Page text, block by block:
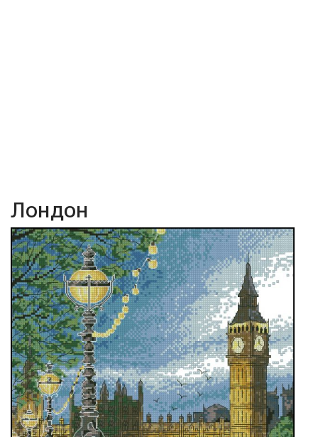
Лондон